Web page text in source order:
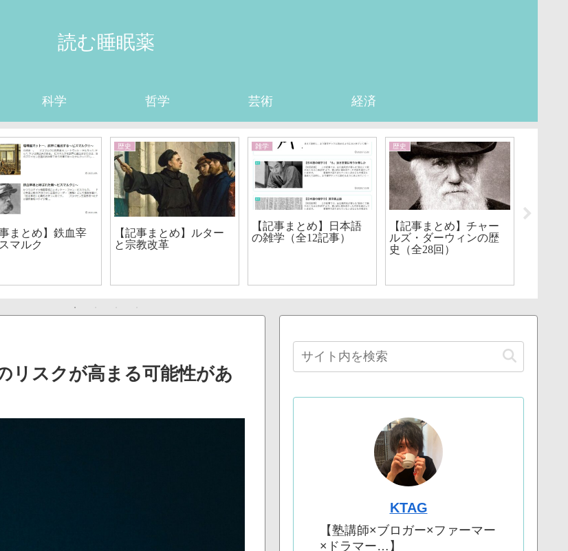
読む睡眠薬
科学 哲学 芸術 経済
事まとめ】鉄血宰
マルク
歴史
【記事まとめ】ルター
と宗教改革
雑学
【記事まとめ】日本語
の雑学（全12記事）
歴史
【記事まとめ】チャー
ルズ・ダーウィンの歴
史（全28回）
リスクが高まる可能性があ
KTAG
【塾講師×ブロガー×ファーマー
×ドラマー…】